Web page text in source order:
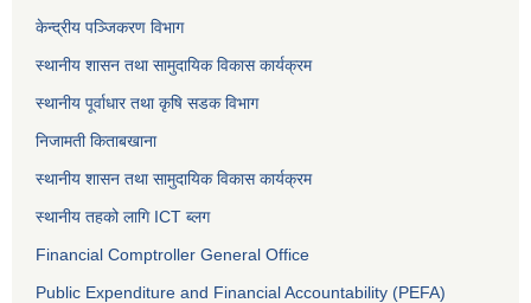
केन्द्रीय पञ्जिकरण विभाग
स्थानीय शासन तथा सामुदायिक विकास कार्यक्रम
स्थानीय पूर्वाधार तथा कृषि सडक विभाग
निजामती किताबखाना
स्थानीय शासन तथा सामुदायिक विकास कार्यक्रम
स्थानीय तहको लागि ICT ब्लग
Financial Comptroller General Office
Public Expenditure and Financial Accountability (PEFA)